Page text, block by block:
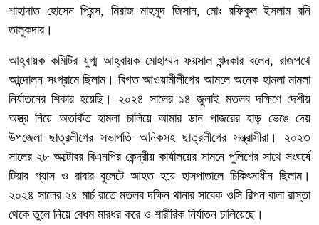
শাহাদাত হোসেন প্রিন্স, মিরাজ মাহমুদ জিসান, মোঃ রফিকুল ইসলাম রনি
তালুকদার।
আহ্বায়ক কমিটির যুগ্ম আহ্বায়ক মোহাম্মদ ফয়সাল খন্দকার বলেন, রাজপথে
আন্দোলন সংগ্রামে ছিলাম। বিগত আওয়ামীলীগের আমলে অনেক হামলা মামলা
নির্যাতনের শিকার হয়েছি। ২০২৪ সালের ১৪ জুলাই মতলব দক্ষিণে দেশীয়
অস্ত্র নিয়ে অতর্কিত হামলা চালিয়ে আমার ডান পাজরের হাড় ভেঙে দেয়
উপজেলা ছাত্রলীগের সভাপতি অনিকসহ ছাত্রলীগের সন্ত্রাসীরা। ২০২৩
সালের ২৮ অক্টোবর বিএনপির কেন্দ্রীয় কার্যালয়ের সামনে পুলিশের সাথে সংঘর্ষে
টিয়ার গ্যাস ও রাবার বুলেটে আহত হয়ে হাসপাতালে চিকিৎসাধীন ছিলাম।
২০২৪ সালের ২৪ মার্চ রাতে মতলব দক্ষিন থানার সাবেক ওসি রিপন বালা রাস্তা
থেকে তুলে নিয়ে বেধম মারধর করে ও শারীরিক নির্যাতন চালিয়েছে।